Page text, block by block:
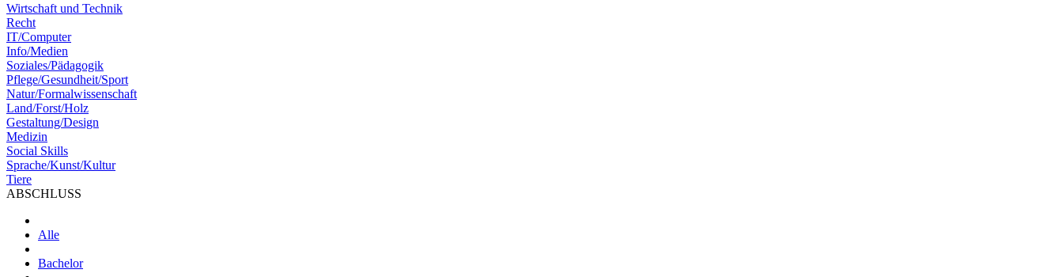
Wirtschaft und Technik
Recht
IT/Computer
Info/Medien
Soziales/Pädagogik
Pflege/Gesundheit/Sport
Natur/Formalwissenschaft
Land/Forst/Holz
Gestaltung/Design
Medizin
Social Skills
Sprache/Kunst/Kultur
Tiere
ABSCHLUSS
Alle
Bachelor